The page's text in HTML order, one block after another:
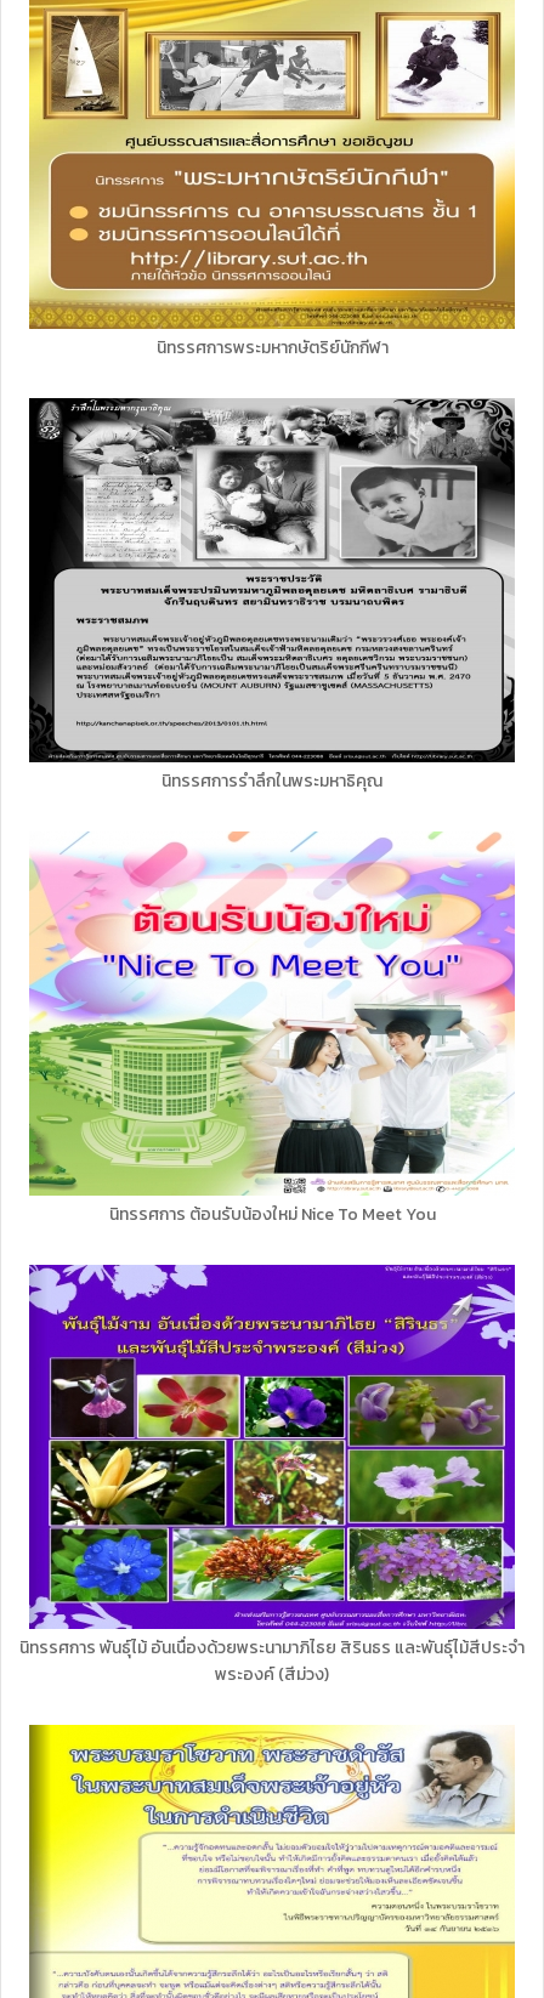
นิทรรศการพระมหากษัตริย์นักกีฬา
นิทรรศการรำลึกในพระมหาธิคุณ
นิทรรศการ ต้อนรับน้องใหม่ Nice To Meet You
นิทรรศการ พันธุ์ไม้ อันเนื่องด้วยพระนามาภิไธย สิรินธร และพันธุ์ไม้สีประจำ
พระองค์ (สีม่วง)